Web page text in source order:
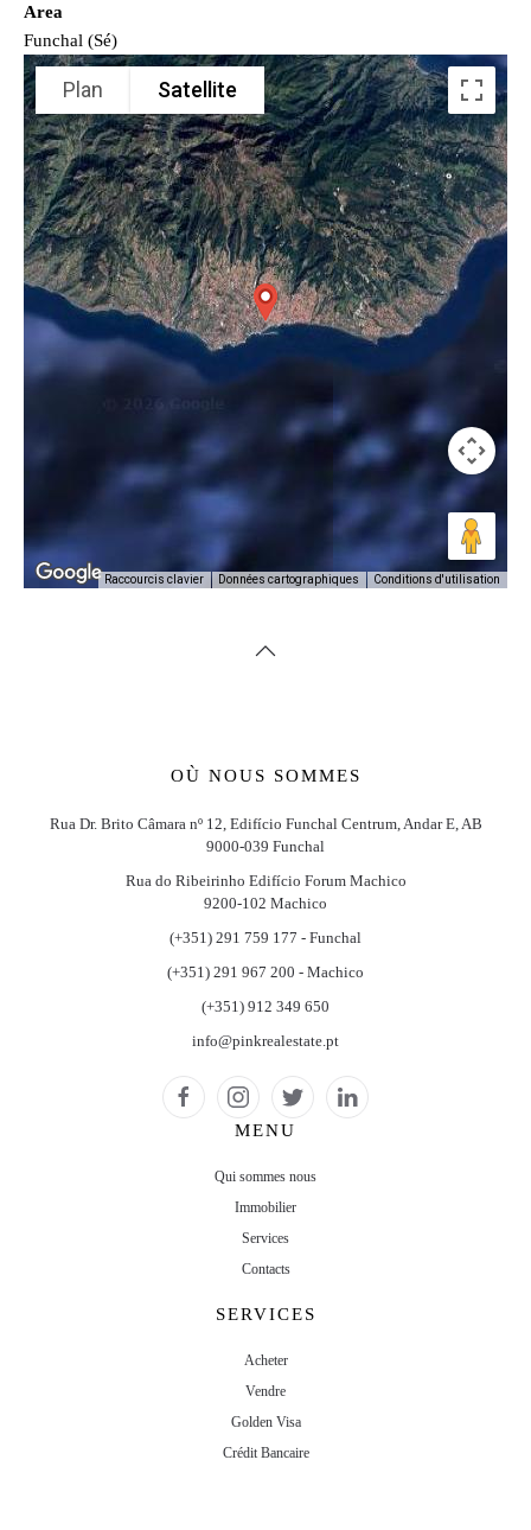
Area
Funchal (Sé)
Plan Satellite
Raccourcis clavier Données cartographiques Conditions d'utilisation
OÙ NOUS SOMMES
Rua Dr. Brito Câmara nº 12, Edifício Funchal Centrum, Andar E, AB
9000-039 Funchal
Rua do Ribeirinho Edifício Forum Machico
9200-102 Machico
(+351) 291 759 177 - Funchal
(+351) 291 967 200 - Machico
(+351) 912 349 650
info@pinkrealestate.pt
MENU
Qui sommes nous
Immobilier
Services
Contacts
SERVICES
Acheter
Vendre
Golden Visa
Crédit Bancaire